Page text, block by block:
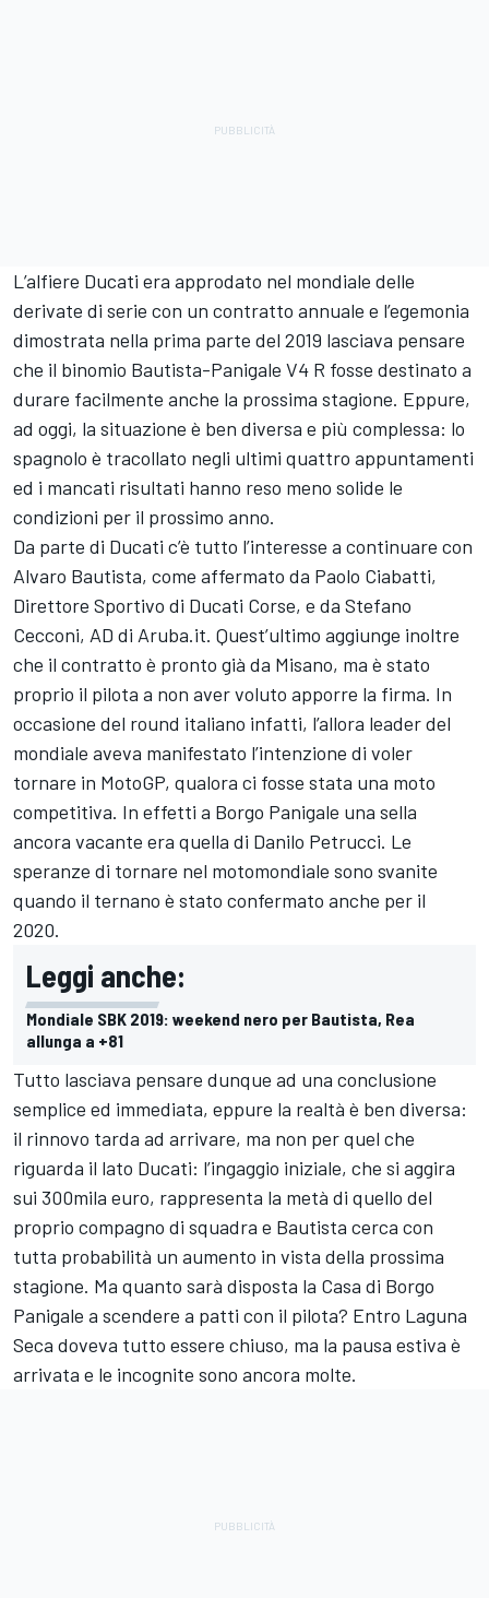
L’alfiere Ducati era approdato nel mondiale delle
derivate di serie con un contratto annuale e l’egemonia
dimostrata nella prima parte del 2019 lasciava pensare
che il binomio Bautista-Panigale V4 R fosse destinato a
durare facilmente anche la prossima stagione. Eppure,
ad oggi, la situazione è ben diversa e più complessa: lo
spagnolo è tracollato negli ultimi quattro appuntamenti
ed i mancati risultati hanno reso meno solide le
condizioni per il prossimo anno.
Da parte di Ducati c’è tutto l’interesse a continuare con
Alvaro Bautista, come affermato da Paolo Ciabatti,
Direttore Sportivo di Ducati Corse, e da Stefano
Cecconi, AD di Aruba.it. Quest’ultimo aggiunge inoltre
che il contratto è pronto già da Misano, ma è stato
proprio il pilota a non aver voluto apporre la firma. In
occasione del round italiano infatti, l’allora leader del
mondiale aveva manifestato l’intenzione di voler
tornare in MotoGP, qualora ci fosse stata una moto
competitiva. In effetti a Borgo Panigale una sella
ancora vacante era quella di Danilo Petrucci. Le
speranze di tornare nel motomondiale sono svanite
quando il ternano è stato confermato anche per il
2020.
Leggi anche:
Mondiale SBK 2019: weekend nero per Bautista, Rea
allunga a +81
Tutto lasciava pensare dunque ad una conclusione
semplice ed immediata, eppure la realtà è ben diversa:
il rinnovo tarda ad arrivare, ma non per quel che
riguarda il lato Ducati: l’ingaggio iniziale, che si aggira
sui 300mila euro, rappresenta la metà di quello del
proprio compagno di squadra e Bautista cerca con
tutta probabilità un aumento in vista della prossima
stagione. Ma quanto sarà disposta la Casa di Borgo
Panigale a scendere a patti con il pilota? Entro Laguna
Seca doveva tutto essere chiuso, ma la pausa estiva è
arrivata e le incognite sono ancora molte.